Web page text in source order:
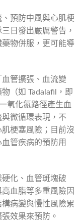
預防中風與心肌梗
日發出嚴厲警告，
物併服，更可能導
管擴張、血流變
（如 Tadalafil，即
氧化氮路徑產生血
微循環表現，不
梗塞風險；目前沒
管疾病的預防用
化、血管斑塊破
血脂等多重風險因
病變與慢性風險累
效果來預防。